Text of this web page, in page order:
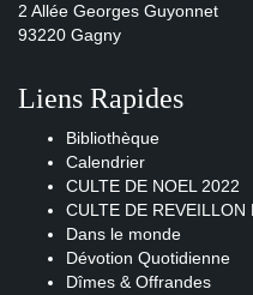
2 Allée Georges Guyonnet
93220 Gagny
Liens Rapides
Bibliothèque
Calendrier
CULTE DE NOEL 2022
CULTE DE REVEILLON
Dans le monde
Dévotion Quotidienne
Dîmes & Offrandes